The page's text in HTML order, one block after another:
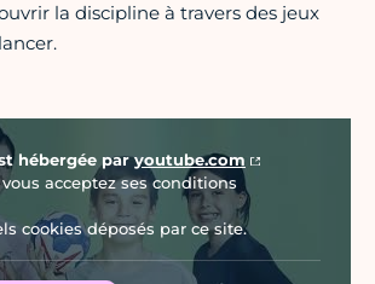
la discipline à travers des jeux
hébergée paryoutube.com
acceptez ses conditions
cookies déposés par ce site.